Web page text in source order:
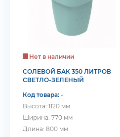
Нет в наличии
СОЛЕВОЙ БАК 350 ЛИТРОВ
СВЕТЛО-ЗЕЛЕНЫЙ
Код товара:-
Высота: 1120 мм
Ширина: 770 мм
Длина: 800 мм